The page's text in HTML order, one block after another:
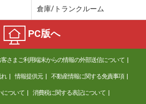
倉庫/トランクルーム
PC版へ
客さまご利用端末からの情報の外部送信について
情報提供元 不動産情報に関する免責事項
について 消費税に関する表記について